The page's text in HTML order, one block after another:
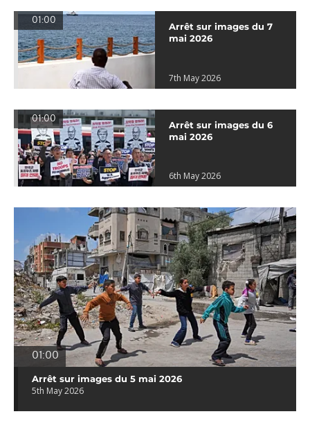
01:00
Arrêt sur images du 7
mai 2026
7th May 2026
01:00
Arrêt sur images du 6
mai 2026
6th May 2026
01:00
Arrêt sur images du 5 mai 2026
5th May 2026